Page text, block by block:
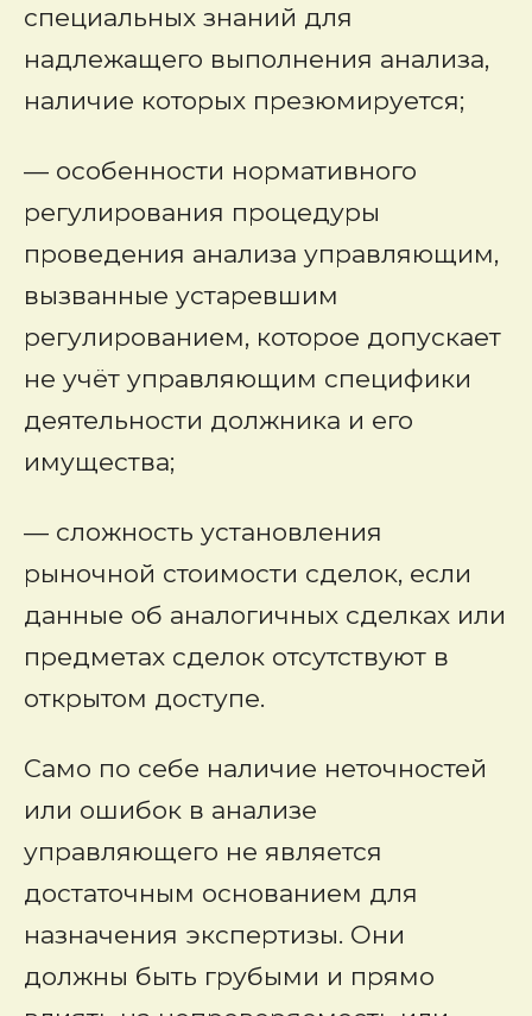
специальных знаний для
надлежащего выполнения анализа,
наличие которых презюмируется;
— особенности нормативного
регулирования процедуры
проведения анализа управляющим,
вызванные устаревшим
регулированием, которое допускает
не учёт управляющим специфики
деятельности должника и его
имущества;
— сложность установления
рыночной стоимости сделок, если
данные об аналогичных сделках или
предметах сделок отсутствуют в
открытом доступе.
Само по себе наличие неточностей
или ошибок в анализе
управляющего не является
достаточным основанием для
назначения экспертизы. Они
должны быть грубыми и прямо